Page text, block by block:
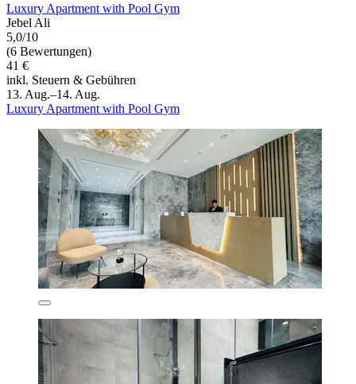
Luxury Apartment with Pool Gym
Jebel Ali
5,0/10
(6 Bewertungen)
41 €
inkl. Steuern & Gebühren
13. Aug.–14. Aug.
Luxury Apartment with Pool Gym